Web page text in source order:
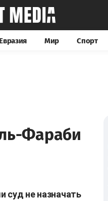
Евразия Мир Спорт
Фараби
суд не назначать